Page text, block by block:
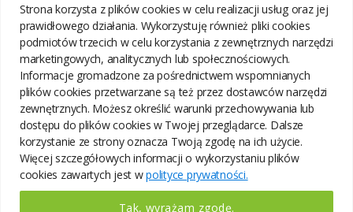
Strona korzysta z plików cookies w celu realizacji usług oraz jej
prawidłowego działania. Wykorzystuję również pliki cookies
podmiotów trzecich w celu korzystania z zewnętrznych narzędzi
marketingowych, analitycznych lub społecznościowych.
Informacje gromadzone za pośrednictwem wspomnianych
plików cookies przetwarzane są też przez dostawców narzędzi
zewnętrznych. Możesz określić warunki przechowywania lub
dostępu do plików cookies w Twojej przeglądarce. Dalsze
korzystanie ze strony oznacza Twoją zgodę na ich użycie.
Więcej szczegółowych informacji o wykorzystaniu plików
cookies zawartych jest wpolityce prywatności.
Tak, wyrażam zgodę.